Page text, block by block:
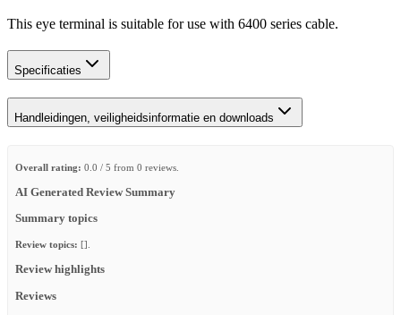
This eye terminal is suitable for use with 6400 series cable.
Specificaties
Handleidingen, veiligheidsinformatie en downloads
Overall rating: 0.0 / 5 from 0 reviews.
AI Generated Review Summary
Summary topics
Review topics: [].
Review highlights
Reviews